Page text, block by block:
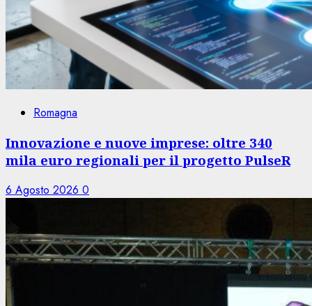
Romagna
Innovazione e nuove imprese: oltre 340
mila euro regionali per il progetto PulseR
6 Agosto 2026 0